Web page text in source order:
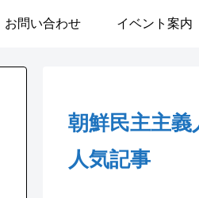
お問い合わせ イベント案内
朝鮮民主主
人気記事